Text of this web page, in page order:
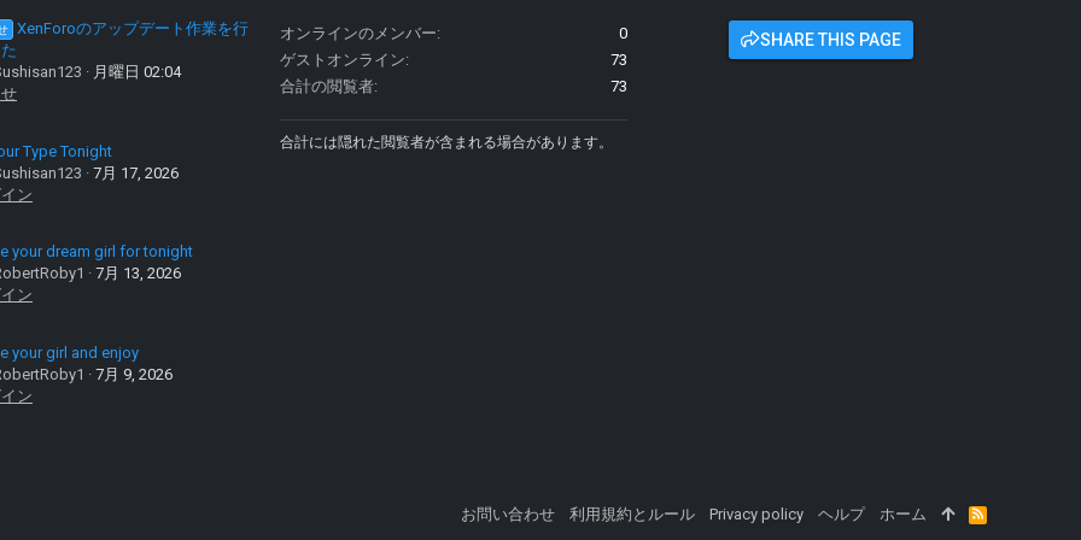
XenForoのアップデート作業を行
月曜日 02:04
Type Tonight
7月 17, 2026
ン
your dream girl for tonight
7月 13, 2026
ン
your girl and enjoy
7月 9, 2026
ン
オンラインのメンバー
0
ゲストオンライン
73
合計の閲覧者
73
合計には隠れた閲覧者が含まれる場合があります。
SHARE THIS PAGE
お問い合わせ 利用規約とルール Privacy policy ヘルプ ホーム
R